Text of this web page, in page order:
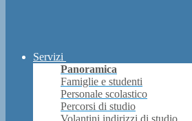
Servizi
Panoramica
Famiglie e studenti
Personale scolastico
Percorsi di studio